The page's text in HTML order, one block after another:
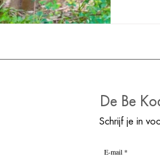
De Be
Schrijf je in
E-mail